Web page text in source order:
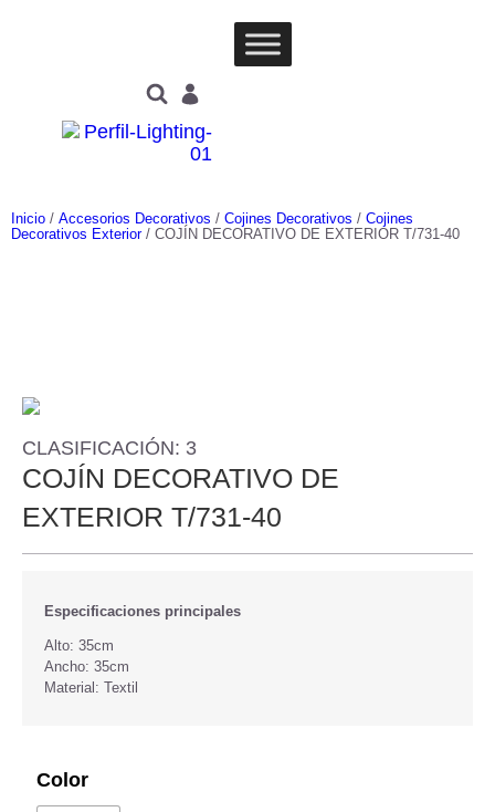
Inicio / Accesorios Decorativos / Cojines Decorativos / Cojines
Decorativos Exterior/ COJÍN DECORATIVO DE EXTERIOR T/731-40
CLASIFICACIÓN: 3
COJÍN DECORATIVO DE
EXTERIOR T/731-40
Especificaciones principales
Alto: 35cm
Ancho: 35cm
Material: Textil
Color